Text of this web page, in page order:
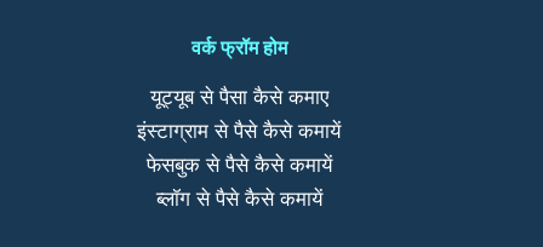
वर्क फ्रॉम होम
यूट्यूब से पैसा कैसे कमाए
इंस्टाग्राम से पैसे कैसे कमायें
फेसबुक से पैसे कैसे कमायें
ब्लॉग से पैसे कैसे कमायें